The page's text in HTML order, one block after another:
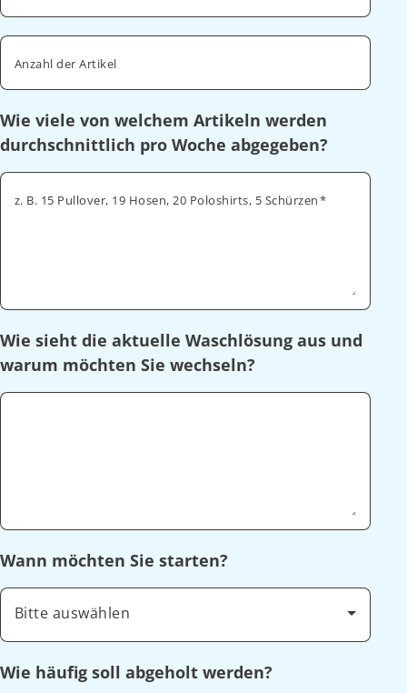
Anzahl der Artikel
Wie viele von welchem Artikeln werden
durchschnittlich pro Woche abgegeben?
z. B. 15 Pullover, 19 Hosen, 20 Poloshirts, 5 Schürzen
Wie sieht die aktuelle Waschlösung aus und
warum möchten Sie wechseln?
Wann möchten Sie starten?
Bitte auswählen
Wie häufig soll abgeholt werden?